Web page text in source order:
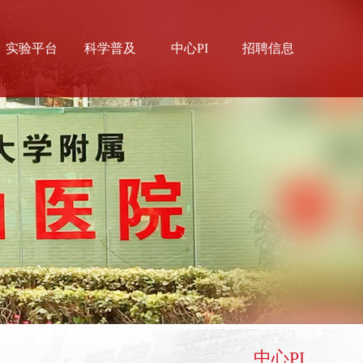
实验平台
中心实验室
科学普及
科普视频
中心PI 招聘信息
中心PI